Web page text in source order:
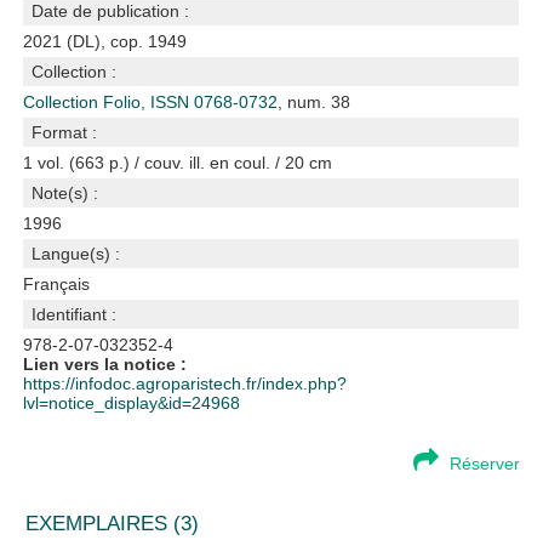
Date de publication :
2021 (DL), cop. 1949
Collection :
Collection Folio, ISSN 0768-0732 , num. 38
Format :
1 vol. (663 p.) / couv. ill. en coul. / 20 cm
Note(s) :
1996
Langue(s) :
Français
Identifiant :
978-2-07-032352-4
Lien vers la notice :
https://infodoc.agroparistech.fr/index.php?
lvl=notice_display&id=24968
Réserver
EXEMPLAIRES (3)